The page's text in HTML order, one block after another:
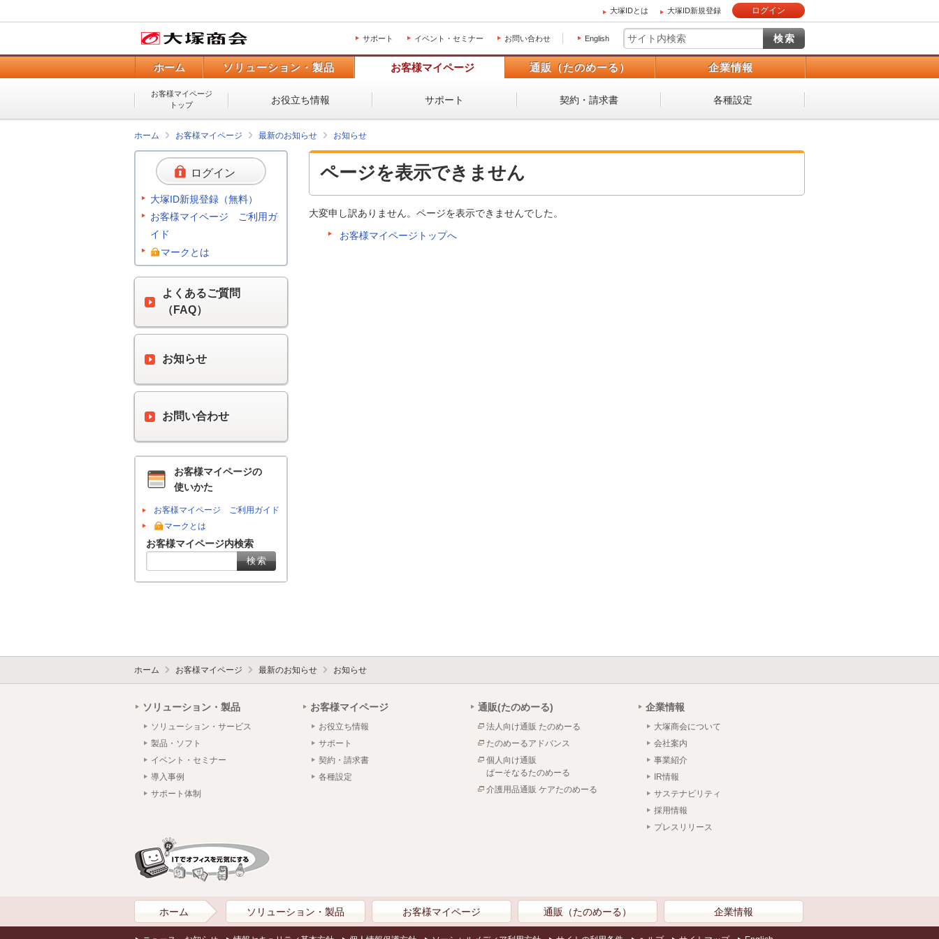
大塚IDとは 大塚ID新規登録 ログイン
サポート イベント・セミナー お問い合わせ English
ホーム ソリューション・製品 お客様マイページ 通販（たのめーる） 企業情報
お客様マイページ
トップ
お役立ち情報 サポート 契約・請求書 各種設定
ホーム お客様マイページ 最新のお知らせ お知らせ
ページを表示できません
大変申し訳ありません。ページを表示できませんでした。
お客様マイページトップへ
ログイン
大塚ID新規登録（無料）
お客様マイページ ご利用ガ
イド
マークとは
よくあるご質問
（FAQ）
お知らせ
お問い合わせ
お客様マイページの
使いかた
お客様マイページ ご利用ガイド
マークとは
お客様マイページ内検索
ホーム お客様マイページ 最新のお知らせ お知らせ
ソリューション・製品
ソリューション・サービス
製品・ソフト
イベント・セミナー
導入事例
サポート体制
お客様マイページ
お役立ち情報
サポート
契約・請求書
各種設定
通販(たのめーる)
法人向け通販 たのめーる
たのめーるアドバンス
個人向け通販
ぱーそなるたのめーる
介護用品通販 ケアたのめーる
企業情報
大塚商会について
会社案内
事業紹介
IR情報
サステナビリティ
採用情報
プレスリリース
ホーム ソリューション・製品 お客様マイページ 通販（たのめーる） 企業情報